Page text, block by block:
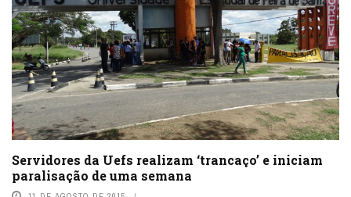
Servidores da Uefs realizam ‘trancaço’ e iniciam
paralisação de uma semana